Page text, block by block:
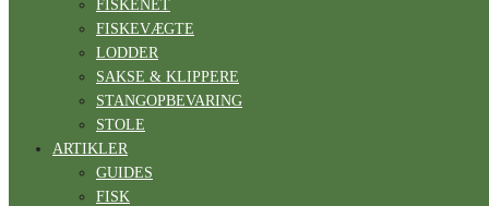
FISKENET
FISKEVÆGTE
LODDER
SAKSE & KLIPPERE
STANGOPBEVARING
STOLE
ARTIKLER
GUIDES
FISK